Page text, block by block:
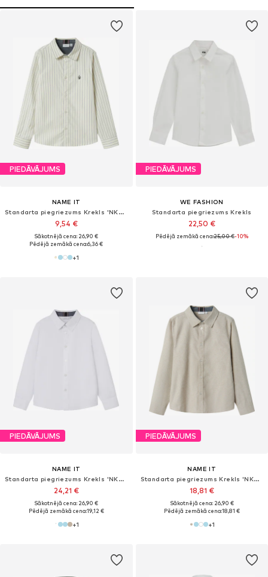
PIEDĀVĀJUMS
NAME IT
Standarta piegriezums Krekls 'NKMNewsa'
9,54 €
Sākotnējā cena: 26,90 €
Pēdējā zemākā cena:6,36 €
+1
PIEDĀVĀJUMS
WE FASHION
Standarta piegriezums Krekls
22,50 €
Pēdējā zemākā cena:25,00 €-10%
PIEDĀVĀJUMS
NAME IT
Standarta piegriezums Krekls 'NKMNewsa'
24,21 €
Sākotnējā cena: 26,90 €
Pēdējā zemākā cena:19,12 €
+1
PIEDĀVĀJUMS
NAME IT
Standarta piegriezums Krekls 'NKMNewsa'
18,81 €
Sākotnējā cena: 26,90 €
Pēdējā zemākā cena:18,81 €
+1